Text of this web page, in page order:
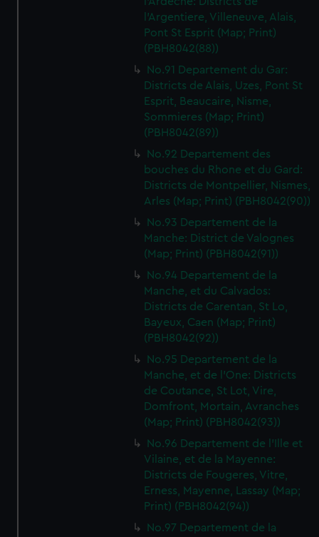
l'Argentiere, Villeneuve, Alais,
Pont St Esprit (Map; Print)
(PBH8042(88))
No.91 Departement du Gar:
Districts de Alais, Uzes, Pont St
Esprit, Beaucaire, Nisme,
Sommieres (Map; Print)
(PBH8042(89))
No.92 Departement des
bouches du Rhone et du Gard:
Districts de Montpellier, Nismes,
Arles (Map; Print) (PBH8042(90))
No.93 Departement de la
Manche: District de Valognes
(Map; Print) (PBH8042(91))
No.94 Departement de la
Manche, et du Calvados:
Districts de Carentan, St Lo,
Bayeux, Caen (Map; Print)
(PBH8042(92))
No.95 Departement de la
Manche, et de l'One: Districts
de Coutance, St Lot, Vire,
Domfront, Mortain, Avranches
(Map; Print) (PBH8042(93))
No.96 Departement de l'Ille et
Vilaine, et de la Mayenne:
Districts de Fougeres, Vitre,
Erness, Mayenne, Lassay (Map;
Print) (PBH8042(94))
No.97 Departement de la